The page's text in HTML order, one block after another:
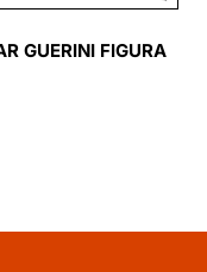
GUERINI FIGURA